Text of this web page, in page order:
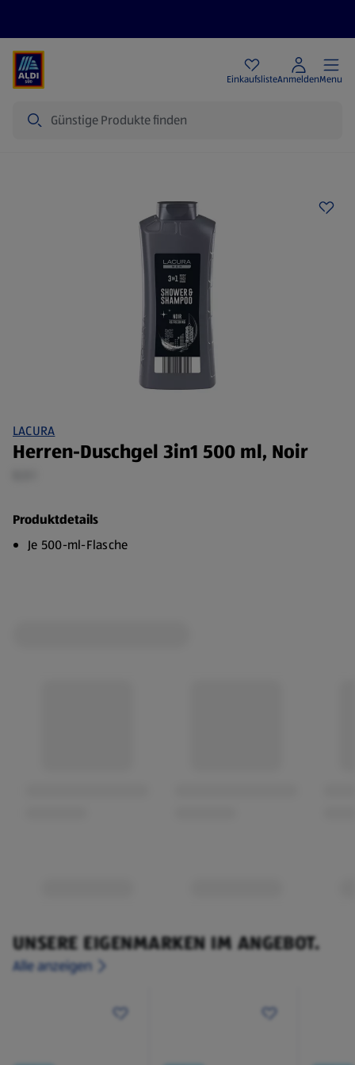
EinkaufslisteAnmeldenMenu
LACURA
Herren-Duschgel 3in1 500 ml, Noir
Produktdetails
Je 500-ml-Flasche
UNSERE EIGENMARKEN IM ANGEBOT.
Alle anzeigen